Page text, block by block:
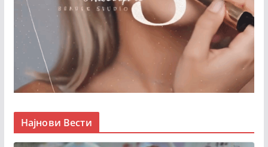
Најнови Вести